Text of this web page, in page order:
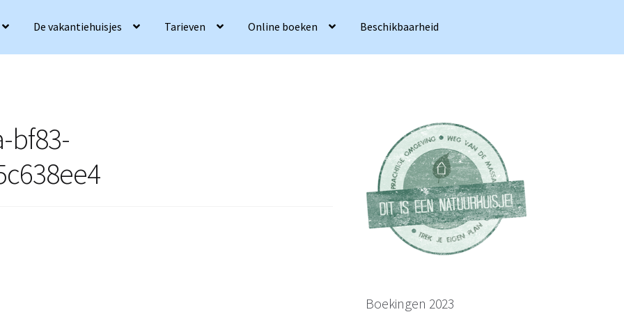
De vakantiehuisjes Tarieven Online boeken Beschikbaarheid
bf83-
Boekingen 2023